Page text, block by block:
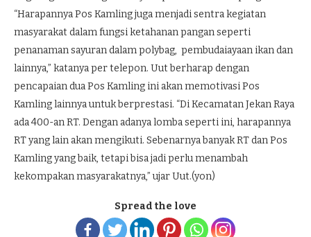
“Harapannya Pos Kamling juga menjadi sentra kegiatan
masyarakat dalam fungsi ketahanan pangan seperti
penanaman sayuran dalam polybag, pembudaiayaan ikan dan
lainnya,” katanya per telepon. Uut berharap dengan
pencapaian dua Pos Kamling ini akan memotivasi Pos
Kamling lainnya untuk berprestasi. “Di Kecamatan Jekan Raya
ada 400-an RT. Dengan adanya lomba seperti ini, harapannya
RT yang lain akan mengikuti. Sebenarnya banyak RT dan Pos
Kamling yang baik, tetapi bisa jadi perlu menambah
kekompakan masyarakatnya,” ujar Uut.(yon)
Spread the love